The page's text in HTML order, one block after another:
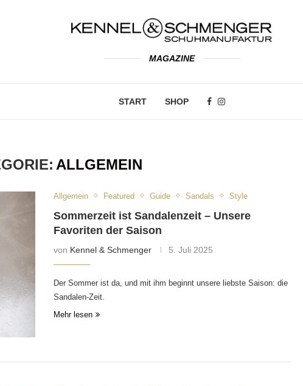
MAGAZINE
START SHOP
ALLGEMEIN
Allgemein Featured Guide Sandals Style
Sommerzeit ist Sandalenzeit – Unsere
Favoriten der Saison
von Kennel & Schmenger 5. Juli 2025
Der Sommer ist da, und mit ihm beginnt unsere liebste Saison: die
Sandalen-Zeit.
Mehr lesen